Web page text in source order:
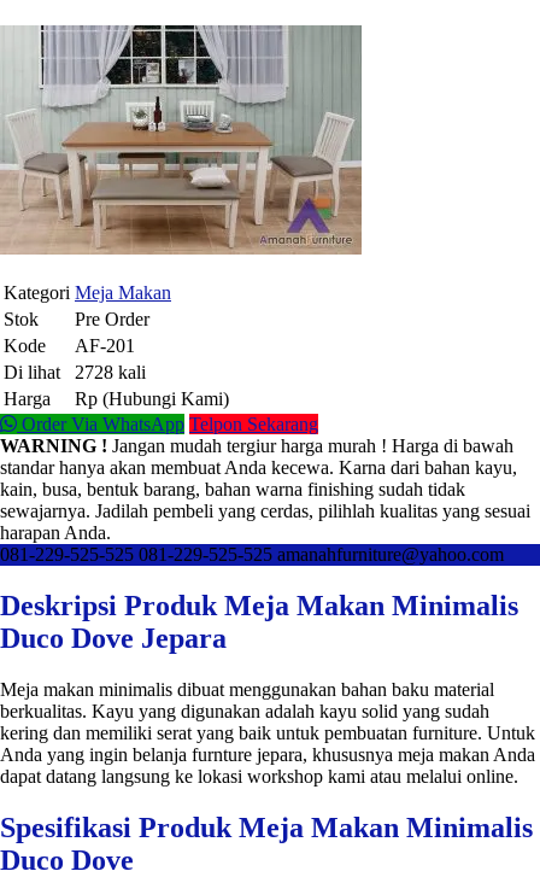
Kategori Meja Makan
Stok
Pre Order
Kode
AF-201
Di lihat
2728 kali
Harga
Rp (Hubungi Kami)
Order Via WhatsApp Telpon Sekarang
WARNING ! Jangan mudah tergiur harga murah ! Harga di bawah
standar hanya akan membuat Anda kecewa. Karna dari bahan kayu,
kain, busa, bentuk barang, bahan warna finishing sudah tidak
sewajarnya. Jadilah pembeli yang cerdas, pilihlah kualitas yang sesuai
harapan Anda.
081-229-525-525 081-229-525-525 amanahfurniture@yahoo.com
Deskripsi Produk Meja Makan Minimalis
Duco Dove Jepara
Meja makan minimalis dibuat menggunakan bahan baku material
berkualitas. Kayu yang digunakan adalah kayu solid yang sudah
kering dan memiliki serat yang baik untuk pembuatan furniture. Untuk
Anda yang ingin belanja furnture jepara, khususnya meja makan Anda
dapat datang langsung ke lokasi workshop kami atau melalui online.
Spesifikasi Produk Meja Makan Minimalis
Duco Dove